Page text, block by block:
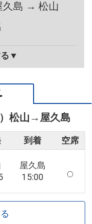
久島 → 松山
る▼
松山 → 屋久島
到着 空席
屋久島
15:00